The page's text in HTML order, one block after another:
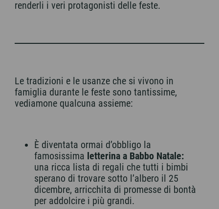
renderli i veri protagonisti delle feste.
Le tradizioni e le usanze che si vivono in
famiglia durante le feste sono tantissime,
vediamone qualcuna assieme:
È diventata ormai d’obbligo la
famosissima letterina a Babbo Natale:
una ricca lista di regali che tutti i bimbi
sperano di trovare sotto l’albero il 25
dicembre, arricchita di promesse di bontà
per addolcire i più grandi.